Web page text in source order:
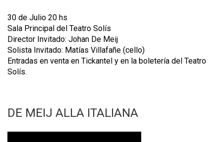
30 de Julio 20 hs
Sala Principal del Teatro Solís
Director Invitado: Johan De Meij
Solista Invitado: Matías Villafañe (cello)
Entradas en venta en Tickantel y en la boletería del Teatro
Solís.
DE MEIJ ALLA ITALIANA